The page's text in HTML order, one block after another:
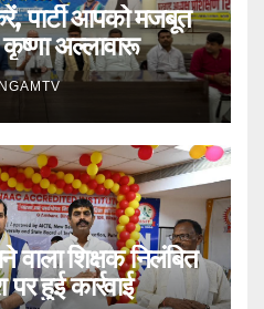
पार्टी आपको मजबूत
अल्लावारू
शिक्षक निलंबित
पर हुई कार्रवाई